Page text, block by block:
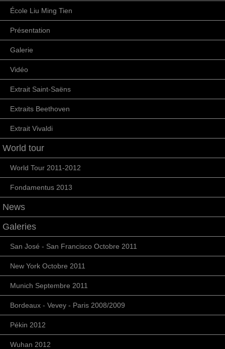
École Liu Ming Tien
Présentation
Galerie
Vidéo
Extrait Saint-Saëns
Extraits Beethoven
Extrait Vivaldi
World tour
World Tour 2011-2012
Fondamentus 2013
News
Galeries
San José - San Francisco Octobre 2011
New York Octobre 2011
Munich Septembre 2011
Bordeaux - Vevey - Paris 2008/2009
Pékin 2012
Wuhan 2012